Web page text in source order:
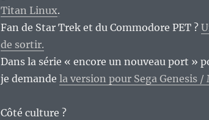
Titan Linux.
Fan de Star Trek et du Commodore PET ?
de sortir.
Dans la série « encore un nouveau port »
je demande la version pour Sega Genesis /
Côté culture ?